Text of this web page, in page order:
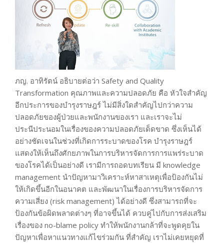
ภญ. อาทิรัตน์ อธิบายต่อว่า Safety and Quality
Transformation คุณภาพและความปลอดภัย คือ หัวใจสำคัญ
อีกประการของบำรุงราษฎร์ ไม่มีสิ่งใดสำคัญไปกว่าความ
ปลอดภัยของผู้ป่วยและพนักงานของเรา และเราจะไม่
ประนีประนอมในเรื่องของความปลอดภัยเด็ดขาด ซึ่งเห็นได้
อย่างชัดเจนในช่วงที่เกิดการระบาดของโรค บำรุงราษฎร์
แสดงให้เห็นถึงศักยภาพในการบริหารจัดการการแพร่ระบาด
ของโรคได้เป็นอย่างดี เรามีการถอดบทเรียน มี knowledge
management นำปัญหามาวิเคราะห์หาสาเหตุเพื่อป้องกันไม่
ให้เกิดขึ้นอีกในอนาคต และพัฒนาในเรื่องการบริหารจัดการ
ความเสี่ยง (risk management) ได้อย่างดี ซึ่งสามารถที่จะ
ป้องกันข้อผิดพลาดต่างๆ ที่อาจขึ้นได้ ควบคู่ไปกับการส่งเสริม
เรื่องของ no-blame policy ทำให้พนักงานกล้าที่จะพูดคุยใน
ปัญหาเพื่อหาแนวทางแก้ไขร่วมกัน ที่สำคัญ เราไม่เคยหยุดที่